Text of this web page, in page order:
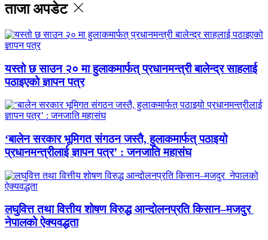
ताजा अपडेट
यस्तो छ साउन २० मा हुलाकमार्फत् प्रधानमन्त्री बालेन्द्र साहलाई
पठाइएको ज्ञापन पत्र
‘बालेन सरकार भूमिगत संगठन जस्तै, हुलाकमार्फत् पठाइयो
प्रधानमन्त्रीलाई ज्ञापन पत्र’ : जनजाति महासंघ
लघुवित्त तथा वित्तीय शोषण विरुद्ध आन्दोलनप्रति किसान–मजदुर
नेपालको ऐक्यवद्धता